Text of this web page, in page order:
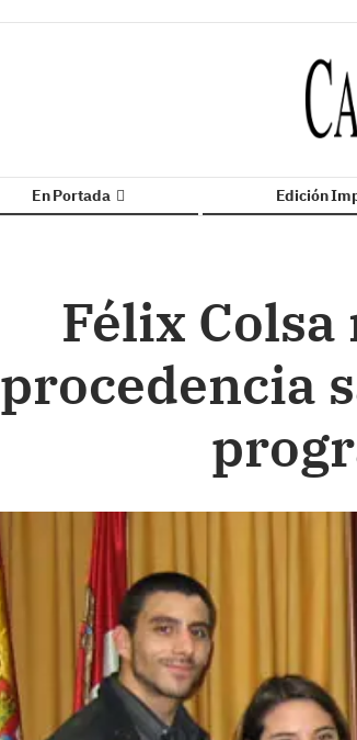
En Portada Edición
Félix
procedencia